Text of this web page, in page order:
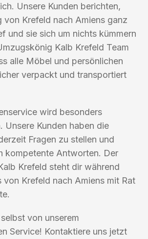
Unsere Kunden berichten,
von Krefeld nach Amiens ganz
und sie sich um nichts kümmern
Kalb Krefeld Team
alle Möbel und persönlichen
verpackt und transportiert
wird besonders
Unsere Kunden haben die
Fragen zu stellen und
kompetente Antworten. Der
Krefeld steht dir während
von Krefeld nach Amiens mit Rat
von unserem
Service! Kontaktiere uns jetzt